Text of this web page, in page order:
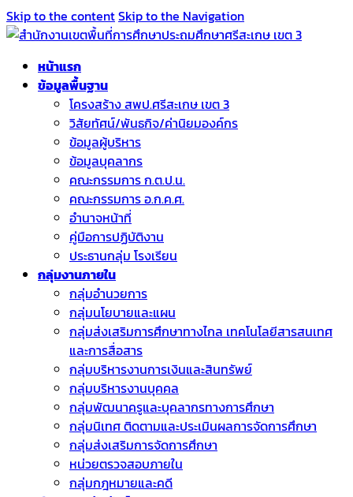
Skip to the contentSkip to the Navigation
หน้าแรก
ข้อมูลพื้นฐาน
โครงสร้าง สพป.ศรีสะเกษ เขต 3
วิสัยทัศน์/พันธกิจ/ค่านิยมองค์กร
ข้อมูลผู้บริหาร
ข้อมูลบุคลากร
คณะกรรมการ ก.ต.ป.น.
คณะกรรมการ อ.ก.ค.ศ.
อำนาจหน้าที่
คู่มือการปฏิบัติงาน
ประธานกลุ่ม โรงเรียน
กลุ่มงานภายใน
กลุ่มอำนวยการ
กลุ่มนโยบายและแผน
กลุ่มส่งเสริมการศึกษาทางไกล เทคโนโลยีสารสนเทศ
และการสื่อสาร
กลุ่มบริหารงานการเงินและสินทรัพย์
กลุ่มบริหารงานบุคคล
กลุ่มพัฒนาครูและบุคลากรทางการศึกษา
กลุ่มนิเทศ ติดตามและประเมินผลการจัดการศึกษา
กลุ่มส่งเสริมการจัดการศึกษา
หน่วยตรวจสอบภายใน
กลุ่มกฎหมายและคดี